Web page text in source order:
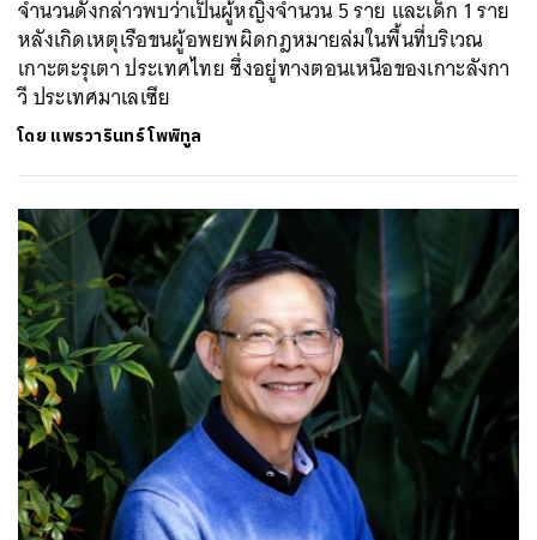
จำนวนดังกล่าวพบว่าเป็นผู้หญิงจำนวน 5 ราย และเด็ก 1 ราย
หลังเกิดเหตุเรือขนผู้อพยพผิดกฎหมายล่มในพื้นที่บริเวณ
เกาะตะรุเตา ประเทศไทย ซึ่งอยู่ทางตอนเหนือของเกาะลังกา
วี ประเทศมาเลเซีย
โดย แพรวารินทร์ โพพิทูล